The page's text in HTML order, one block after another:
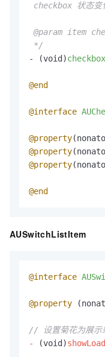
checkbox 状态变
@param item
*/
- (void)
@end
@interface
@property
@property
@property
@end
AUSwitchListItem
@interface
@property
// 设置菊花为展示
-
(void)